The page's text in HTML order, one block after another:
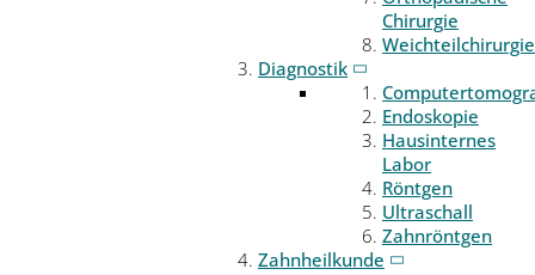
Chirurgie
Weichteilchirurgie
Diagnostik
Endoskopie
Hausinternes
Labor
Röntgen
Ultraschall
Zahnröntgen
Zahnheilkunde